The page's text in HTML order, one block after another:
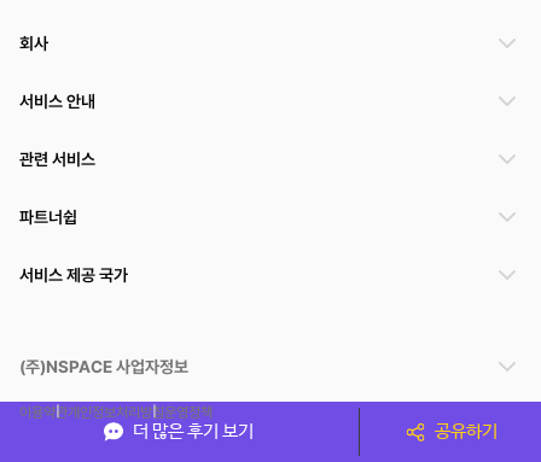
더 많은 후기 보기 공유하기
회사
서비스 안내
관련 서비스
파트너쉽
서비스 제공 국가
(주)NSPACE 사업자정보
이용약관개인정보처리방침운영정책
스페이스클라우드는 통신판매중개자이며 통신판매의 당사자가 아닙니다. 따라서 스페이스클